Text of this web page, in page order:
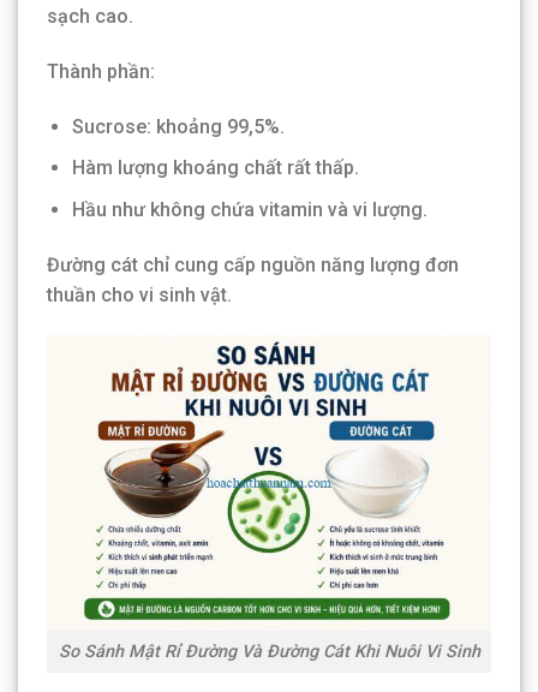
sạch cao.
Thành phần:
Sucrose: khoảng 99,5%.
Hàm lượng khoáng chất rất thấp.
Hầu như không chứa vitamin và vi lượng.
Đường cát chỉ cung cấp nguồn năng lượng đơn
thuần cho vi sinh vật.
So Sánh Mật Rỉ Đường Và Đường Cát Khi Nuôi Vi Sinh